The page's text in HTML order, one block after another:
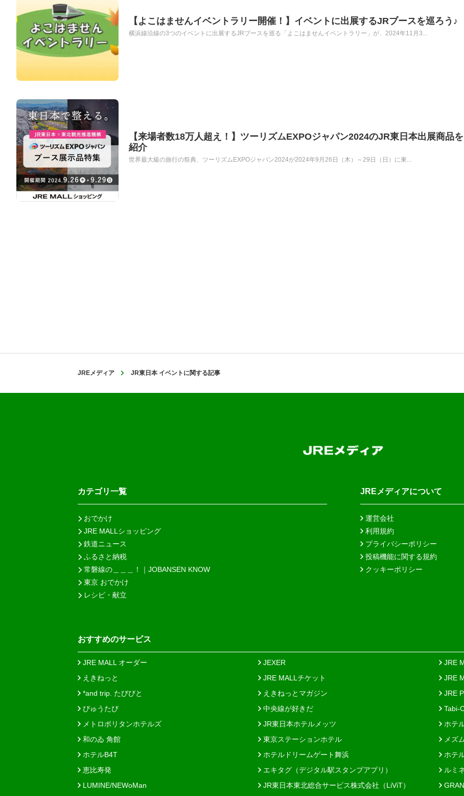
【よこはませんイベントラリー開催！】イベントに出展するJRブースを巡ろう♪
横浜線沿線の3つのイベントに出展するJRブースを巡る「よこはませんイベントラリー」が、2024年11月3...
【来場者数18万人超え！】ツーリズムEXPOジャパン2024のJR東日本出展商品
紹介
世界最大級の旅行の祭典、ツーリズムEXPOジャパン2024が2024年9月26日（木）～29日（日）に東...
JREメディア JR東日本 イベントに関する記事
カテゴリ一覧
おでかけ
JRE MALLショッピング
鉄道ニュース
ふるさと納税
常磐線の＿＿＿！｜JOBANSEN KNOW
東京 おでかけ
レシピ・献立
JREメディアについて
運営会社
利用規約
プライバシーポリシー
投稿機能に関する規約
クッキーポリシー
おすすめのサービス
JRE MALL オーダー JEXER
JRE
えきねっと
JRE MALLチケット
JRE
*and trip. たびびと
えきねっとマガジン
JRE
びゅうたび
中央線が好きだ
Tabi-
メトロポリタンホテルズ
JR東日本ホテルメッツ
ホテ
和のゐ 角館
東京ステーションホテル
メズ
ホテルB4T
ホテルドリームゲート舞浜
ホテ
恵比寿発
エキタグ（デジタル駅スタンプアプリ）
ルミ
LUMINE/NEWoMan
JR東日本東北総合サービス株式会社（LiViT）